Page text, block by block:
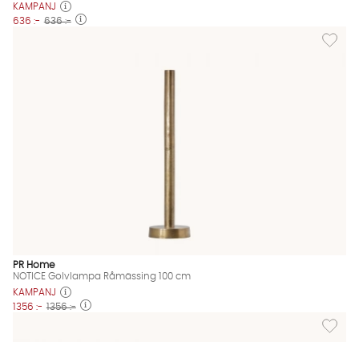
KAMPANJ
636 :- 636 :-
Lägg
PR Home
NOTICE Golvlampa Råmässing 100 cm
KAMPANJ
1356 :- 1356 :-
Lägg